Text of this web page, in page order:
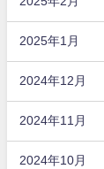
2025年1月
2024年12月
2024年11月
2024年10月